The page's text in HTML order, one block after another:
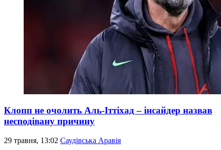
Клопп не очолить Аль-Іттіхад – інсайдер назвав
несподівану причину
29 травня, 13:02 Саудівська Аравія